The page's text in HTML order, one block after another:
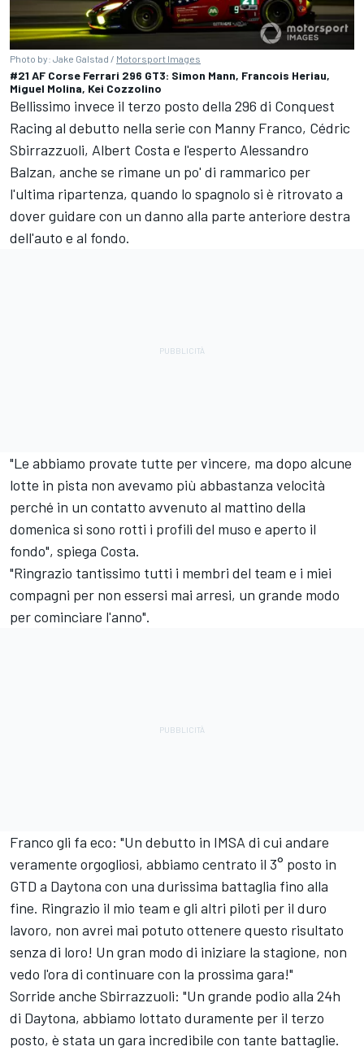
Photo by: Jake Galstad / Motorsport Images
#21 AF Corse Ferrari 296 GT3: Simon Mann, Francois Heriau,
Miguel Molina, Kei Cozzolino
Bellissimo invece il terzo posto della 296 di Conquest
Racing al debutto nella serie con Manny Franco, Cédric
Sbirrazzuoli, Albert Costa e l'esperto Alessandro
Balzan, anche se rimane un po' di rammarico per
l'ultima ripartenza, quando lo spagnolo si è ritrovato a
dover guidare con un danno alla parte anteriore destra
dell'auto e al fondo.
"Le abbiamo provate tutte per vincere, ma dopo alcune
lotte in pista non avevamo più abbastanza velocità
perché in un contatto avvenuto al mattino della
domenica si sono rotti i profili del muso e aperto il
fondo", spiega Costa.
"Ringrazio tantissimo tutti i membri del team e i miei
compagni per non essersi mai arresi, un grande modo
per cominciare l'anno".
Franco gli fa eco: "Un debutto in IMSA di cui andare
veramente orgogliosi, abbiamo centrato il 3° posto in
GTD a Daytona con una durissima battaglia fino alla
fine. Ringrazio il mio team e gli altri piloti per il duro
lavoro, non avrei mai potuto ottenere questo risultato
senza di loro! Un gran modo di iniziare la stagione, non
vedo l'ora di continuare con la prossima gara!"
Sorride anche Sbirrazzuoli: "Un grande podio alla 24h
di Daytona, abbiamo lottato duramente per il terzo
posto, è stata un gara incredibile con tante battaglie.